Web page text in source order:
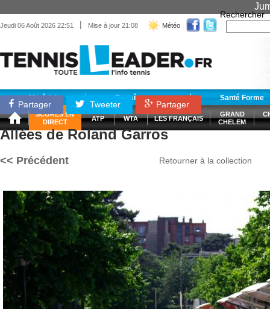
Jeudi 06 Août 2026 22:51 | Mise à jour 21:08 Météo
Rechercher
Matériel Entraînement Santé Forme
SCORES EN
DIRECT
ATP WTA LES FRANÇAIS
GRAND
CHELEM
Partager Tweeter Partager
Allées de Roland Garros
<< Précédent Retourner à la collection